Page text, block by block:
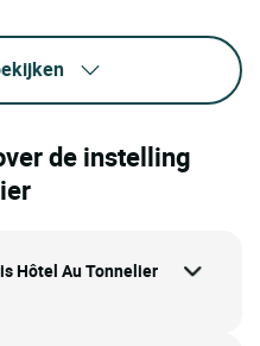
de instelling
Hôtel Au Tonnelier